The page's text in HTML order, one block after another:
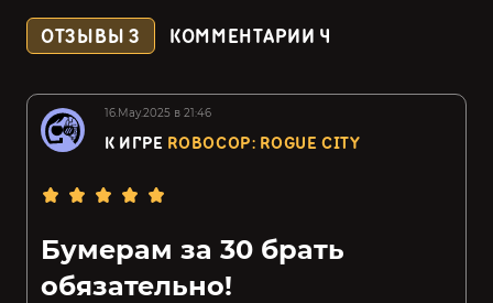
ОТЗЫВЫ3 КОММЕНТАРИИ 4
16.May.2025 в 21:46
К ИГРЕ ROBOCOP: ROGUE CITY
Бумерам за 30 брать
обязательно!